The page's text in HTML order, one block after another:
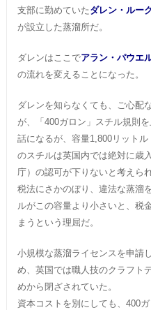
支部に勤めていたダレン・ルー
が設立した蒸溜所だ。
ダレンはここでアラン・パウエ
の流れを変えることになった。
ダレンを知らなくても、ご心配
が、「400ガロン」スチル規則
話になるが、容量1,800リット
のスチルは英国内では絶対に歳
庁）の認可が下りないと考えら
税法にさかのぼり、違法な蒸溜
ルがこの容量より小さいと、税
まうという理屈だ。
小規模な蒸溜ライセンスを申請
め、英国では職人技のクラフト
めから閉ざされていた。
資本コストを別にしても、400